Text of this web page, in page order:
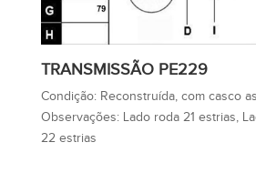
TRANSMISSÃO PE229
Condição: Reconstruída, com casco
Observações: Lado roda 21 estrias,
22 estrias